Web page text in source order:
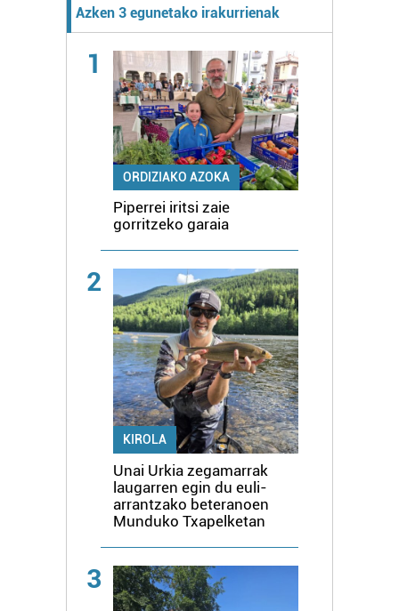
Azken 3 egunetako irakurrienak
1
ORDIZIAKO AZOKA
Piperrei iritsi zaie
gorritzeko garaia
2
KIROLA
Unai Urkia zegamarrak
laugarren egin du euli-
arrantzako beteranoen
Munduko Txapelketan
3